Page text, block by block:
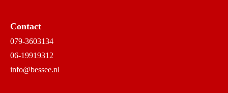
Contact
079-3603134
06-19919312
info@bessee.nl